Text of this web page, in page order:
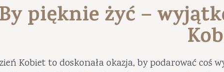
By pięknie żyć –
Kobiet to doskonała okazja, by podarować